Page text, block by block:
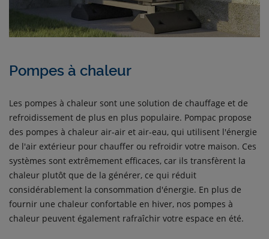
Pompes à chaleur
Les pompes à chaleur sont une solution de chauffage et de
refroidissement de plus en plus populaire. Pompac propose
des pompes à chaleur air-air et air-eau, qui utilisent l'énergie
de l'air extérieur pour chauffer ou refroidir votre maison. Ces
systèmes sont extrêmement efficaces, car ils transfèrent la
chaleur plutôt que de la générer, ce qui réduit
considérablement la consommation d'énergie. En plus de
fournir une chaleur confortable en hiver, nos pompes à
chaleur peuvent également rafraîchir votre espace en été.